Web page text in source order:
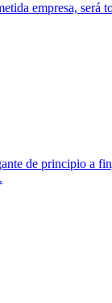
empresa,
de principio